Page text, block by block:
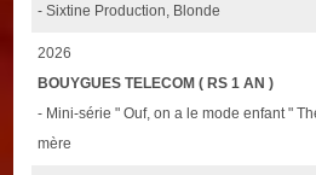
- Sixtine Production, Blonde
2026
BOUYGUES TELECOM ( RS 1 AN )
- Mini-série " Ouf, on a le mode enfant "
mère